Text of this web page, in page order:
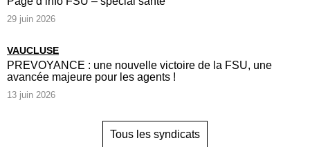
29 juin 2026
VAUCLUSE
PREVOYANCE : une nouvelle victoire de la FSU, une
avancée majeure pour les agents !
13 juin 2026
Tous les syndicats